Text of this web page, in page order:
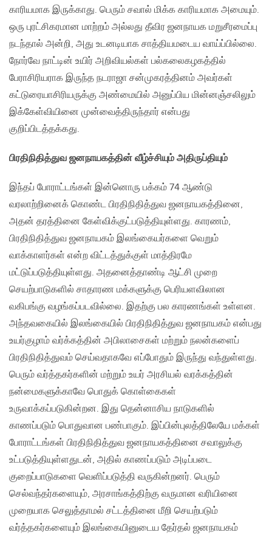
காரியமாக இருக்காது. பெரும் சவால் மிக்க காரியமாக அமையும்.
ஒரு புரட்சிகரமான மாற்றம் அல்லது தீவிர ஜனநாயக மறுசீரமைப்பு
நடந்தால் அன்றி, அது உடனடியாக சாத்தியமடைய வாய்ப்பில்லை.
நோர்வே நாட்டின் உயிர் அறிவியல்கள் பல்கலைகழகத்தில்
பேராசிரியராக இருந்த நடராஜா சன்முகரத்தினம் அவர்கள்
கட்டுரையாசிரியருக்கு அண்மையில் அனுப்பிய மின்னஞ்சலிலும்
இக்கேள்வியினை முன்வைத்திருந்தார் என்பது
குறிப்பிடத்தக்கது.
பிரதிநிதித்துவ ஜனநாயகத்தின் வீழ்ச்சியும் அதிருப்தியும்
இந்தப் போராட்டங்கள் இன்னொரு பக்கம் 74 ஆண்டு
வரலாற்றினைக் கொண்ட பிரதிநிதித்துவ ஜனநாயகத்தினை,
அதன் தரத்தினை கேள்விக்குட்படுத்தியுள்ளது. காரணம்,
பிரதிநிதித்துவ ஜனநாயகம் இலங்கையர்களை வெறும்
வாக்காளர்கள் என்ற விட்டத்துக்குள் மாத்திரமே
மட்டுப்படுத்தியுள்ளது. அதனைத்தாண்டி ஆட்சி முறை
செயற்பாடுகளில் சாதாரண மக்களுக்கு பெரியளவிலான
வகிபங்கு வழங்கப்படவில்லை. இதற்கு பல காரணங்கள் உள்ளன.
அந்தவகையில் இலங்கையில் பிரதிநிதித்துவ ஜனநாயகம் என்பது
உயர்குழாம் வர்க்கத்தின் அபிலாசைகள் மற்றும் நலன்களைப்
பிரதிநிதித்துவம் செய்வதாகவே எப்போதும் இருந்து வந்துள்ளது.
பெரும் வர்த்தகர்களின் மற்றும் உயர் அரசியல் வரக்கத்தின்
நன்மைகளுக்காவே பொதுக் கொள்கைகள்
உருவாக்கப்படுகின்றன. இது தென்னாசிய நாடுகளில்
காணப்படும் பொதுவான பண்பாகும். இப்பின்புலத்திலேயே மக்கள்
போராட்டங்கள் பிரதிநிதித்துவ ஜனநாயகத்தினை சவாலுக்கு
உட்படுத்தியுள்ளதுடன், அதில் காணப்படும் அடிப்படை
குறைப்பாடுகளை வெளிப்படுத்தி வருகின்றனர். பெரும்
செல்வந்தர்களையும், அரசாங்கத்திற்கு வருமான வரியினை
முறையாக செலுத்தாமல் சட்டத்தினை மீறி செயற்படும்
வர்த்தகர்களையும் இலங்கையினுடைய தேர்தல் ஜனநாயகம்